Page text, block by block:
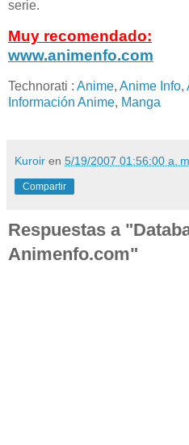
serie.
Muy recomendado:
www.animenfo.com
Technorati : Anime, Anime Info,
Información Anime, Manga
Kuroir en 5/19/2007 01:56:00 a. m.
Compartir
Respuestas a
Animenfo.com"